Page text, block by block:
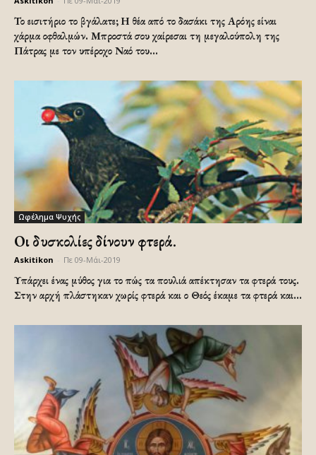
Το εισιτήριο το βγάλατε; Η θέα από το δασάκι της Αρόης είναι
χάρμα οφθαλμών. Μπροστά σου χαίρεσαι τη μεγαλούπολη της
Πάτρας με τον υπέροχο Ναό του...
Ωφέλημα Ψυχής
Οι δυσκολίες δίνουν φτερά.
Askitikon Πε 09-Μάι-2019
Υπάρχει ένας μύθος για το πώς τα πουλιά απέκτησαν τα φτερά τους.
Στην αρχή πλάστηκαν χωρίς φτερά και ο Θεός έκαμε τα φτερά και...